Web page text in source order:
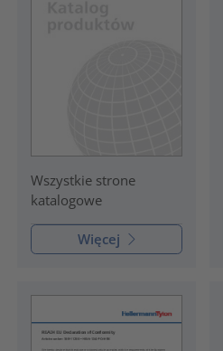
Wszystkie strone
katalogowe
Więcej